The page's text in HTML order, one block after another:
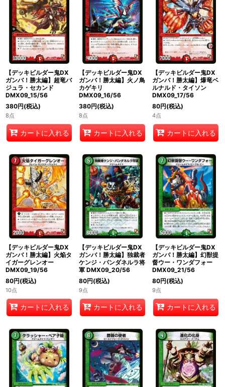
【デッキビルダー鬼DX
ガンバ！勝太編】超竜バ
ジュラ・セカンド
DMX09_15/56
380円(税込)
8点
カートに入れる
【デッキビルダー鬼DX
ガンバ！勝太編】火ノ鳥
カゲキリ
DMX09_16/56
380円(税込)
8点
カートに入れる
【デッキビルダー鬼DX
ガンバ！勝太編】爆竜ベ
ルナルド・タイソン
DMX09_17/56
80円(税込)
4点
カートに入れる
【デッキビルダー鬼DX
ガンバ！勝太編】火焔タ
イガーグレンオー
DMX09_19/56
80円(税込)
10点
カートに入れる
【デッキビルダー鬼DX
ガンバ！勝太編】独裁者
ケンジ・パンダネルラ将
軍 DMX09_20/56
80円(税込)
9点
カートに入れる
【デッキビルダー鬼DX
ガンバ！勝太編】幻獣提
督ウー・ワンダフォー
DMX09_21/56
80円(税込)
9点
カートに入れる